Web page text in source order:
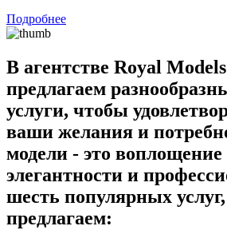
Подробнее
В агентстве Royal
предлагаем
услуги, чтобы
ваши желания и
модели - это
элегантности и
шесть популярных
предлагаем: